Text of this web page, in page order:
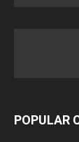
POPULAR